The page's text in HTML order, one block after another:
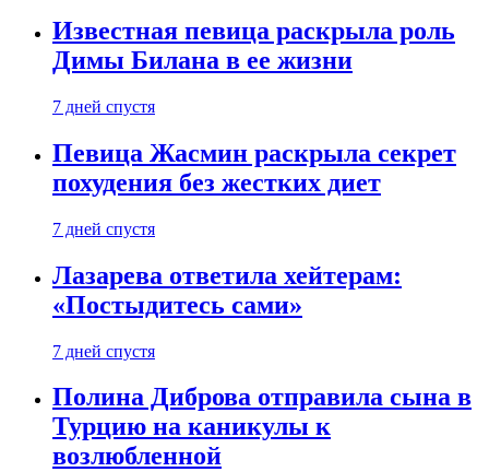
Известная певица раскрыла роль
Димы Билана в ее жизни
7 дней спустя
Певица Жасмин раскрыла секрет
похудения без жестких диет
7 дней спустя
Лазарева ответила хейтерам:
«Постыдитесь сами»
7 дней спустя
Полина Диброва отправила сына в
Турцию на каникулы к
возлюбленной